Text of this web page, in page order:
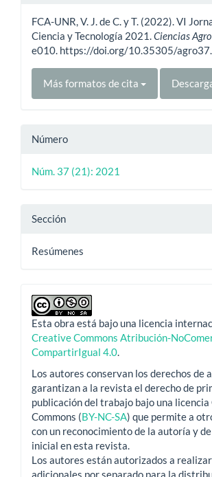
artículo
FCA-UNR, V. J. de C. y T. (2022). VI
Ciencia y Tecnología 2021. Ciencias
e010. https://doi.org/10.35305/
Más formatos de cita
Número
Núm. 37 (21): 2021
Sección
Resúmenes
Esta obra está bajo una licencia
Creative Commons Atribución-
CompartirIgual 4.0
Los autores conservan los derechos de
garantizan a la revista el derecho de
publicación del trabajo bajo una
Commons (BY-NC-SA) que permite a
con un reconocimiento de la autoría y
inicial en esta revista.
Los autores están autorizados a
adicionales por separado para la